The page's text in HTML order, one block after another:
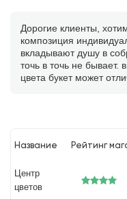
Дорогие клиенты,
композиция
вкладывают душу в
точь в точь не бывает.
цвета букет может
Название Рейтинг
Центр
цветов